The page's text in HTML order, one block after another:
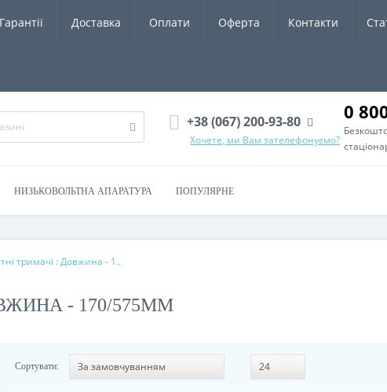
Гарантії Доставка Оплати Оферта Контакти
+38 (067) 200-93-80
Хочете, ми Вам зателефонуємо?
0
НИЗЬКОВОЛЬТНА АПАРАТУРА ПОПУЛЯРНЕ
тримачі : Довжина - 1..
- 170/575ММ
Сортувати: